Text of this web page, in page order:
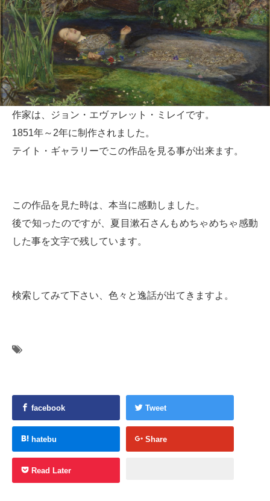
作家は、ジョン・エヴァレット・ミレイです。
1851年～2年に制作されました。
テイト・ギャラリーでこの作品を見る事が出来ます。
この作品を見た時は、本当に感動しました。
後で知ったのですが、夏目漱石さんもめちゃめちゃ感動
した事を文字で残しています。
検索してみて下さい、色々と逸話が出てきますよ。
facebook Tweet
hatebu Share
Read Later